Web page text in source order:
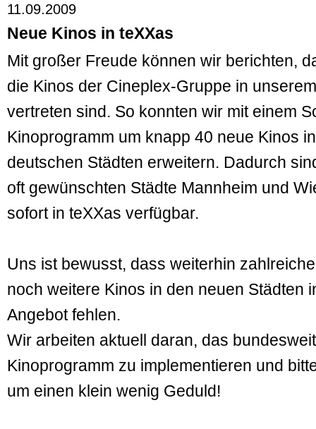
11.09.2009
Neue Kinos in teXXas
Mit großer Freude können wir berichten,
die Kinos der Cineplex-Gruppe in
vertreten sind. So konnten wir mit einem
Kinoprogramm um knapp 40 neue Kinos
deutschen Städten erweitern. Dadurch
oft gewünschten Städte Mannheim und
sofort in teXXas verfügbar.
Uns ist bewusst, dass weiterhin
noch weitere Kinos in den neuen Städten
Angebot fehlen.
Wir arbeiten aktuell daran, das
Kinoprogramm zu implementieren und
um einen klein wenig Geduld!